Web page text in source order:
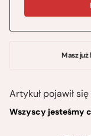
Masz już
Artykuł pojawił
Wszyscy jesteśmy